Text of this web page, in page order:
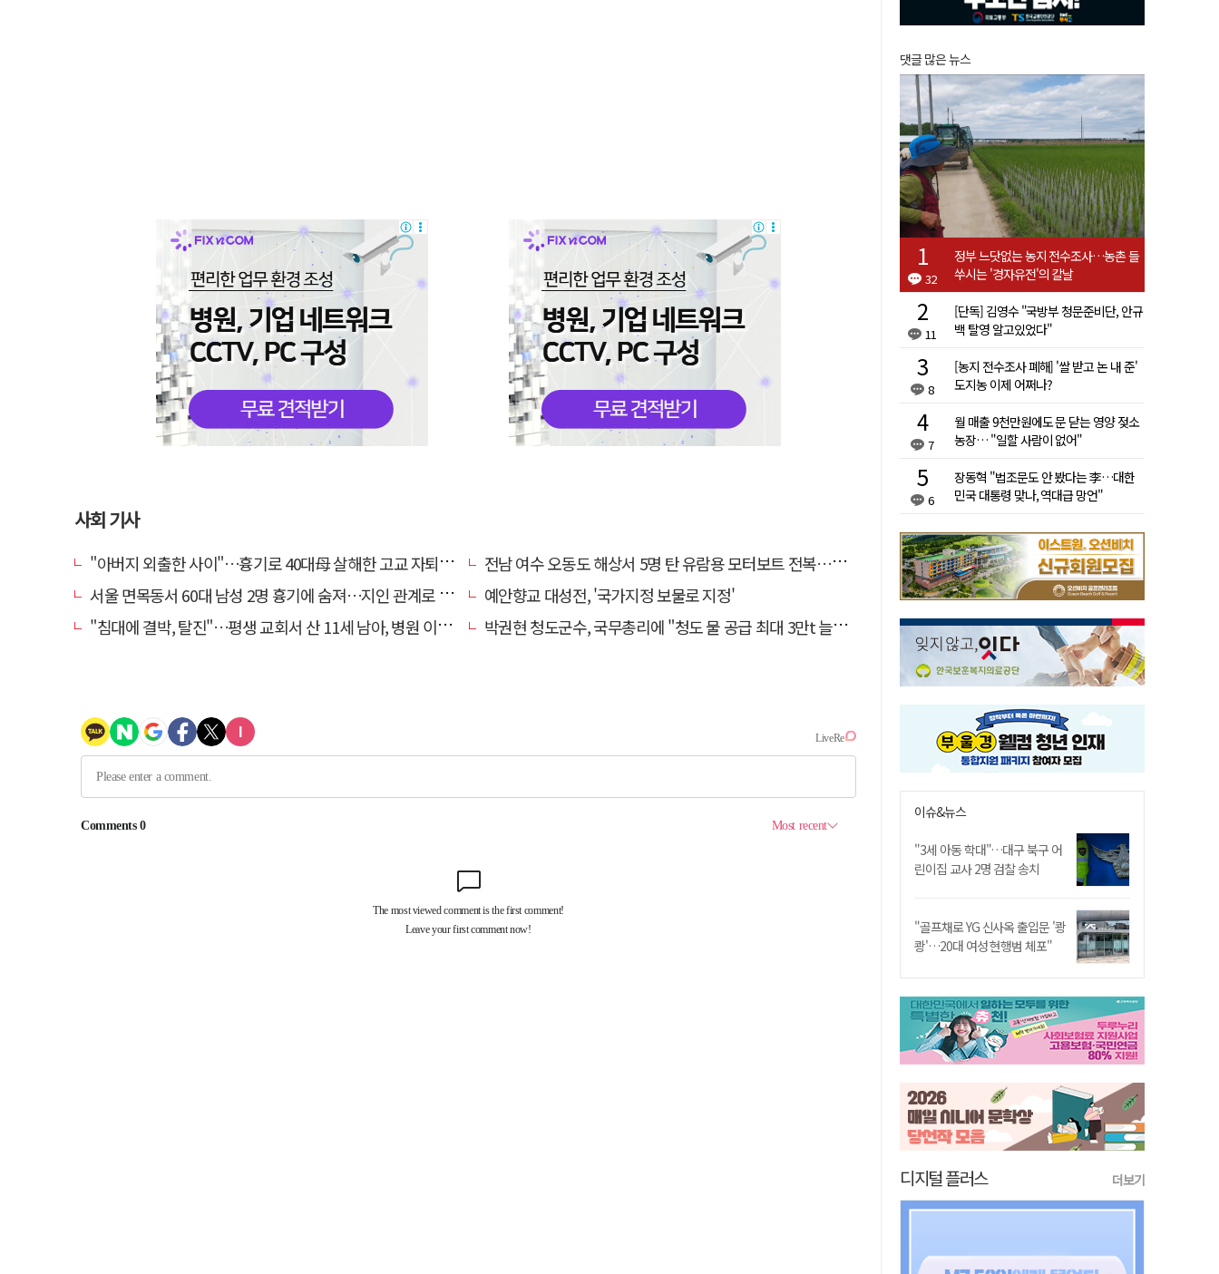
사회 기사
"아버지 외출한 사이"…흉기로 40대母 살해한 고교 자퇴생, 구속 기로에
전남 여수 오동도 해상서 5명 탄 유람용 모터보트 전복…2명 숨져
서울 면목동서 60대 남성 2명 흉기에 숨져…지인 관계로 추정
예안향교 대성전, '국가지정 보물로 지정'
"침대에 결박, 탈진"…평생 교회서 산 11세 남아, 병원 이송 끝 숨져
박권현 청도군수, 국무총리에 "청도 물 공급 최대 3만t 늘려달라"
댓글 많은 뉴스
32
정부 느닷없는 농지 전수조사…농촌 들
쑤시는 '경자유전'의 칼날
11
[단독] 김영수 "국방부 청문준비단, 안규
백 탈영 알고있었다"
8
[농지 전수조사 폐해] '쌀 받고 논 내 준'
도지농 이제 어쩌나?
7
월 매출 9천만원에도 문 닫는 영양 젖소
농장… "일할 사람이 없어"
6
장동혁 "법조문도 안 봤다는 李…대한
민국 대통령 맞나, 역대급 망언"
이슈&뉴스
"3세 아동 학대"…대구 북구 어
린이집 교사 2명 검찰 송치
"골프채로 YG 신사옥 출입문 '쾅
쾅'…20대 여성 현행범 체포"
디지털 플러스 더보기